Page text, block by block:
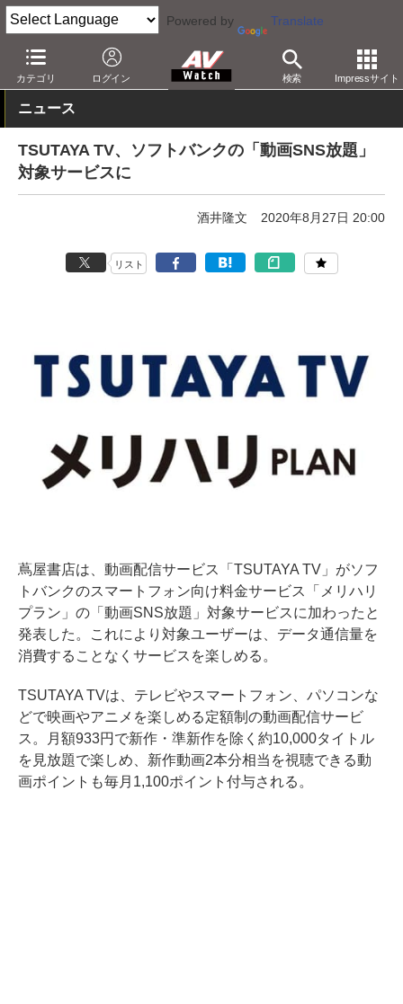
Powered by Translate
カテゴリ ログイン 検索 Impressサイト
AV Watch コンテンツ・サービス 映像配信 その他
ニュース
TSUTAYA TV、ソフトバンクの「動画SNS放題」
対象サービスに
酒井隆文 2020年8月27日 20:00
リスト
蔦屋書店は、動画配信サービス「TSUTAYA TV」がソフ
トバンクのスマートフォン向け料金サービス「メリハリ
プラン」の「動画SNS放題」対象サービスに加わったと
発表した。これにより対象ユーザーは、データ通信量を
消費することなくサービスを楽しめる。
TSUTAYA TVは、テレビやスマートフォン、パソコンな
どで映画やアニメを楽しめる定額制の動画配信サービ
ス。月額933円で新作・準新作を除く約10,000タイトル
を見放題で楽しめ、新作動画2本分相当を視聴できる動
画ポイントも毎月1,100ポイント付与される。